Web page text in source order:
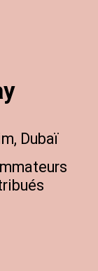
Dubaï